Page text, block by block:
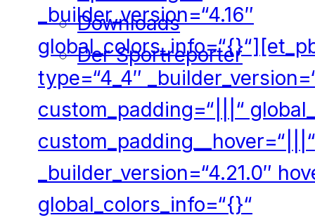
Downloads
Der Sportreporter
_builder_version=“4.16″
type=“4_4″
custom_padding=“|||“
_builder_version=“4.21.0″
global_colors_info=“{}“